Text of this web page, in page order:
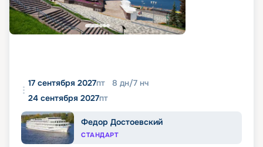
17 сентября 2027пт 8 дн/7 нч
24 сентября 2027пт
Федор Достоевский
СТАНДАРТ